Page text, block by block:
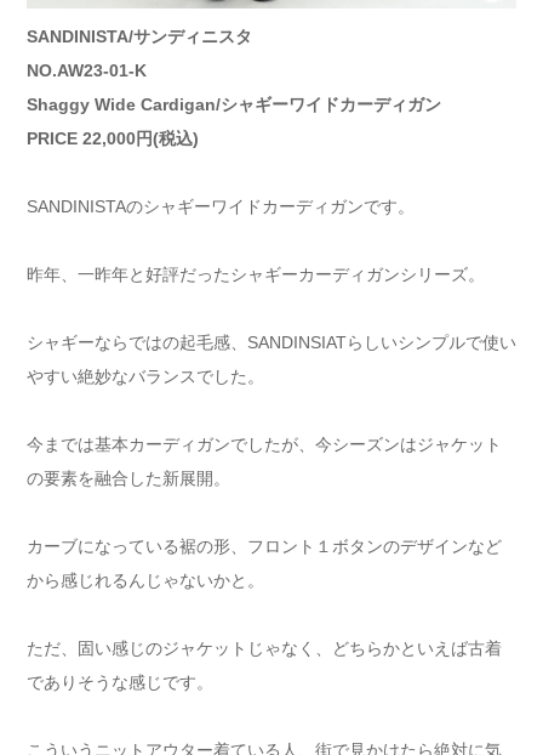
SANDINISTA/サンディニスタ
NO.AW23-01-K
Shaggy Wide Cardigan/シャギーワイドカーディガン
PRICE 22,000円(税込)
SANDINISTAのシャギーワイドカーディガンです。
昨年、一昨年と好評だったシャギーカーディガンシリーズ。
シャギーならではの起毛感、SANDINSIATらしいシンプルで使い
やすい絶妙なバランスでした。
今までは基本カーディガンでしたが、今シーズンはジャケット
の要素を融合した新展開。
カーブになっている裾の形、フロント１ボタンのデザインなど
から感じれるんじゃないかと。
ただ、固い感じのジャケットじゃなく、どちらかといえば古着
でありそうな感じです。
こういうニットアウター着ている人、街で見かけたら絶対に気